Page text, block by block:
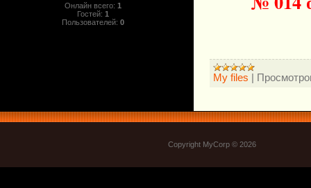
Онлайн всего:1
Гостей:1
Пользователей:0
My files |
Copyright MyCorp © 2026